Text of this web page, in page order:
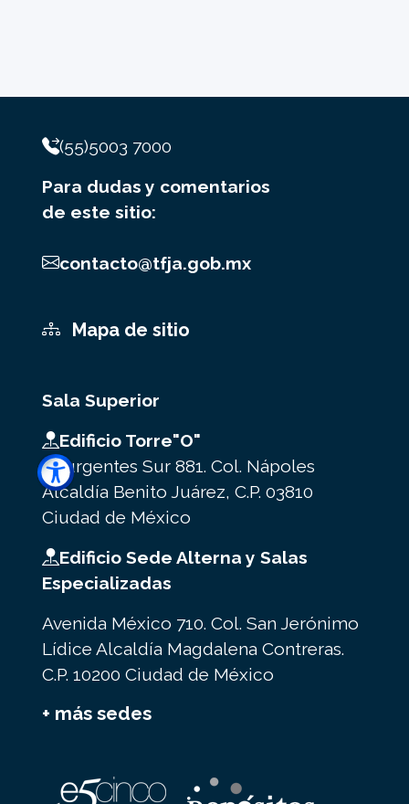
(55)5003 7000
Para dudas y comentarios
de este sitio:
contacto@tfja.gob.mx
Mapa de sitio
Sala Superior
Edificio Torre"O"
Insurgentes Sur 881. Col. Nápoles
Alcaldía Benito Juárez, C.P. 03810
Ciudad de México
Edificio Sede Alterna y Salas
Especializadas
Avenida México 710. Col. San Jerónimo
Lídice Alcaldía Magdalena Contreras.
C.P. 10200 Ciudad de México
+ más sedes